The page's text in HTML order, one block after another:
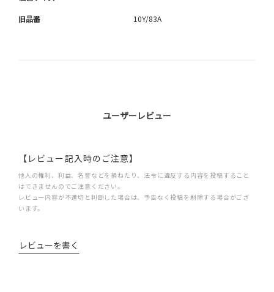
旧品番 10Y/83A
ユーザーレビュー
【レビュー記入時のご注意】
他人の権利、利益、名誉などを損ねたり、法令に違反する内容を投稿すること
はできませんのでご注意ください。
レビュー内容が不適切と判断した場合は、予告なく投稿を削除する場合がござ
います。
レビューを書く